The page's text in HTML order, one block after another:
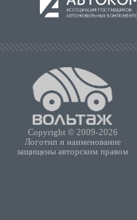
Copyright © 2009-2026
Логотип и наименование
защищены авторским правом